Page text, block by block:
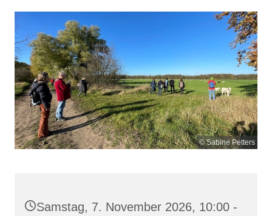
© Sabine Petters
Samstag, 7. November 2026, 10:00 -